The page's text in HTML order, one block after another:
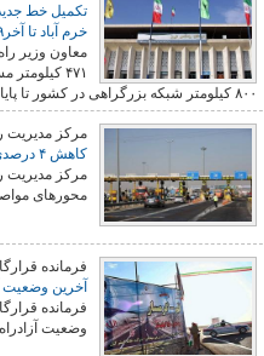
تکمیل خط جدید قطار تهران-تبریز
خرم آباد تا آخر۹۹
معاون وزیر راه و شهرسازی از
۴۷۱
مرکز مدیریت راه‌ها اعلام کرد
کاهش ۴ درصدی ترددهای جاده‌ای
مرکز مدیریت راه‌های کشور از
محورهای مواصلاتی کشور خبر داد.
فرمانده قرارگاه خاتم تشریح کرد:
آخرین وضعیت آزادراه حرم تا حرم
فرمانده قرارگاه سازندگی خاتم
وضعیت آزادراه حرم تا حرم (قم-